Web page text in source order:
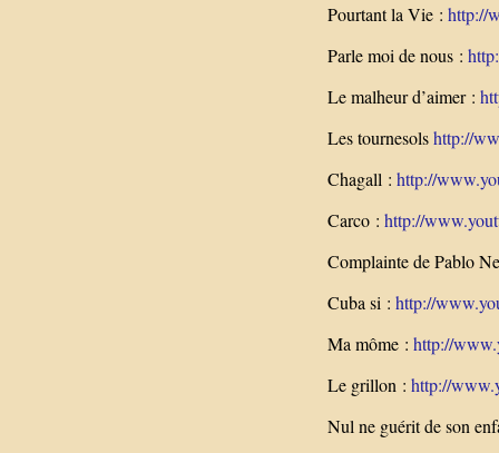
Pourtant la Vie : http://
Parle moi de nous :
Le malheur d’aimer :
Les tournesolshttp://
Chagall : http://
Carco : http://
Complainte de Pablo
Cuba si : http://
Ma môme : http://
Le grillon : http://
Nul ne guérit de son